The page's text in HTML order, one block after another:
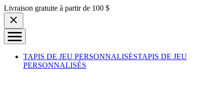
Skip to content
Livraison gratuite à partir de 100 $
TAPIS DE JEU PERSONNALISÉSTAPIS DE JEU
PERSONNALISÉS